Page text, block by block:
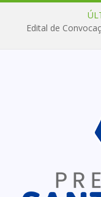
Edital de